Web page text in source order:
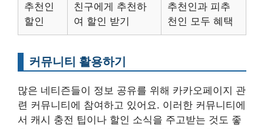
추천인
할인
친구에게 추천하
여 할인 받기
추천인과 피추
천인 모두 혜택
커뮤니티 활용하기
많은 네티즌들이 정보 공유를 위해 카카오페이지 관
련 커뮤니티에 참여하고 있어요. 이러한 커뮤니티에
서 캐시 충전 팁이나 할인 소식을 주고받는 것도 좋